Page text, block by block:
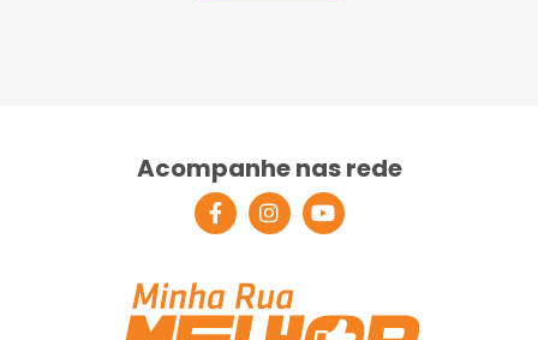
Acompanhe nas rede